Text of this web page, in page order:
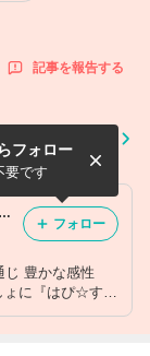
記事を報告する
様」にてリト
ンさせて頂きま
厚木・海老名: ピアノ・リトミック・知育・music play・教室『felice』
じ 豊かな感性
ょに『はぴ☆す
育 そして 音楽
フォロー
要です
フォロー